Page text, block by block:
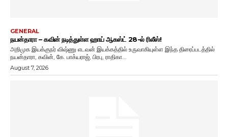
GENERAL
நயன்தாரா – கவின் நடித்துள்ள ஹாய் ஆகஸ்ட் 28-ல் ரிலீஸ்!
அறிமுக இயக்குநர் விஷ்ணு எடவன் இயக்கத்தில் உருவாகியுள்ள இந்த திரைப்படத்தில்
நயன்தாரா, கவின், கே. பாக்யராஜ், பிரபு, ராதிகா...
August 7, 2026